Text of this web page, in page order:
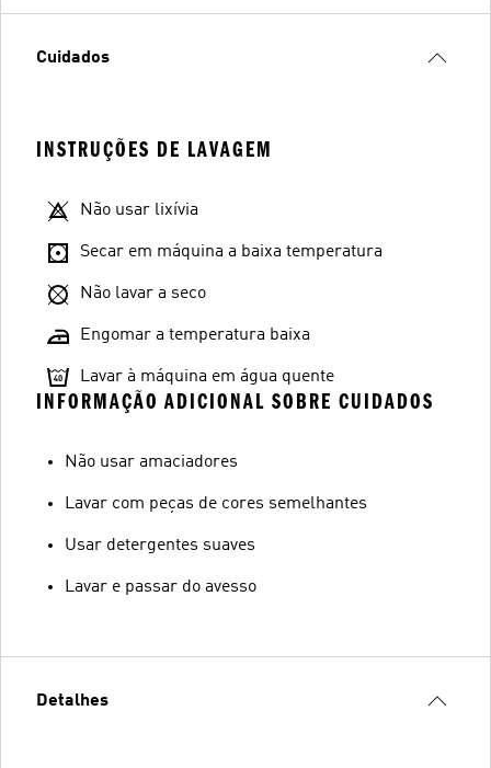
Cuidados
INSTRUÇÕES DE LAVAGEM
Não usar lixívia
Secar em máquina a baixa temperatura
Não lavar a seco
Engomar a temperatura baixa
Lavar à máquina em água quente
INFORMAÇÃO ADICIONAL SOBRE CUIDADOS
Não usar amaciadores
Lavar com peças de cores semelhantes
Usar detergentes suaves
Lavar e passar do avesso
Detalhes